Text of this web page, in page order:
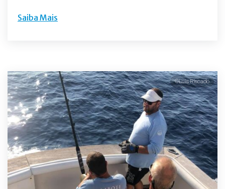
Saiba Mais
©Luis Riscado